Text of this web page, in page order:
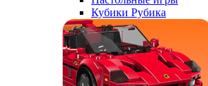
Кубики Рубика